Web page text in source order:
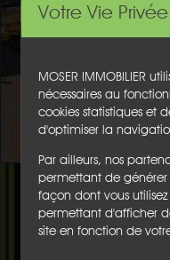
Votre Vie Privée
MOSER IMMOBILIER
nécessaires au
cookies statistiques et
d'optimiser la
Par ailleurs, nos
permettant de générer
façon dont vous
permettant d'afficher
site en fonction de